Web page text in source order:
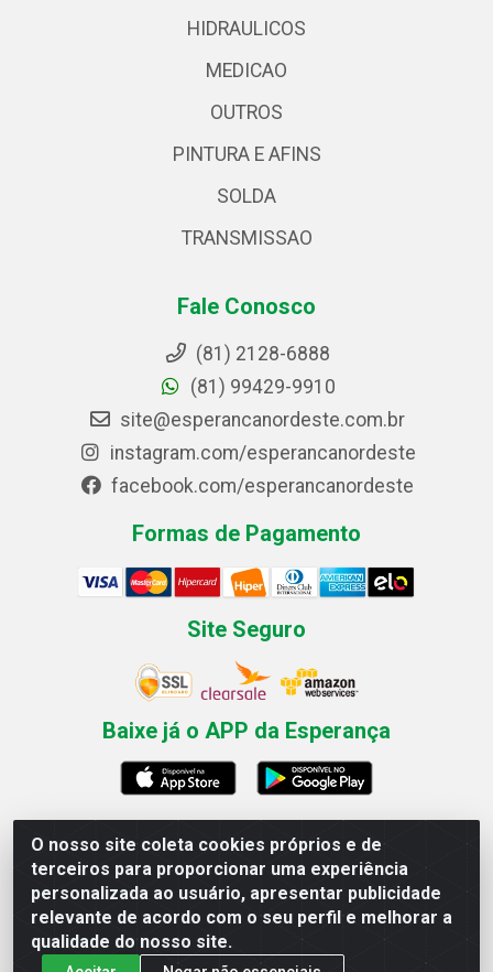
O nosso site coleta cookies próprios e de
terceiros para proporcionar uma experiência
personalizada ao usuário, apresentar publicidade
relevante de acordo com o seu perfil e melhorar a
qualidade do nosso site.
HIDRAULICOS
MEDICAO
OUTROS
PINTURA E AFINS
SOLDA
TRANSMISSAO
Fale Conosco
(81) 2128-6888
(81) 99429-9910
site@esperancanordeste.com.br
instagram.com/esperancanordeste
facebook.com/esperancanordeste
Formas de Pagamento
Site Seguro
Baixe já o APP da Esperança
Esperança Nordeste - Rua Professor Caldas Filho, 291 -
Estância - Recife / PE CEP: 50771-335 - CNPJ
03.666.136/0001-23